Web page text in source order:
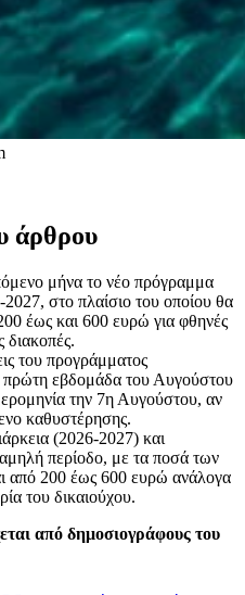
άρθρου
μήνα το νέο πρόγραμμα
στο πλαίσιο του οποίου θα
έως και 600 ευρώ για φθηνές
διακοπές.
του προγράμματος
πρώτη εβδομάδα του Αυγούστου
την 7η Αυγούστου, αν
καθυστέρησης.
(2026-2027) και
περίοδο, με τα ποσά των
από 200 έως 600 ευρώ ανάλογα
του δικαιούχου.
από δημοσιογράφους του